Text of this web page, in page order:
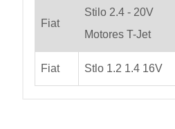
Fiat
Stilo 2.4 - 20V
Motores T-Jet
Fiat Stlo 1.2 1.4 16V